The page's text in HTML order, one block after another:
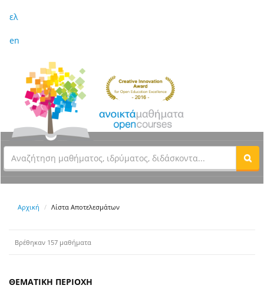
ελ
en
Αρχική Λίστα Αποτελεσμάτων
Βρέθηκαν 157 μαθήματα
ΘΕΜΑΤΙΚΗ ΠΕΡΙΟΧΗ